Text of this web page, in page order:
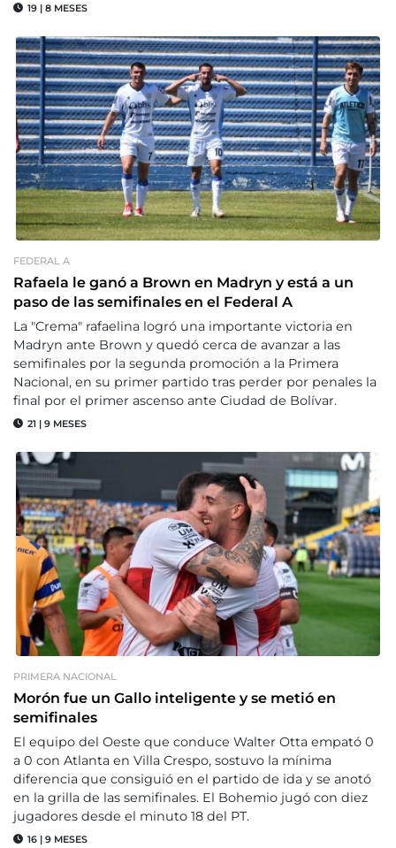
19 | 8 MESES
FEDERAL A
Rafaela le ganó a Brown en Madryn y está a un
paso de las semifinales en el Federal A
La "Crema" rafaelina logró una importante victoria en
Madryn ante Brown y quedó cerca de avanzar a las
semifinales por la segunda promoción a la Primera
Nacional, en su primer partido tras perder por penales la
final por el primer ascenso ante Ciudad de Bolívar.
21 | 9 MESES
PRIMERA NACIONAL
Morón fue un Gallo inteligente y se metió en
semifinales
El equipo del Oeste que conduce Walter Otta empató 0
a 0 con Atlanta en Villa Crespo, sostuvo la mínima
diferencia que consiguió en el partido de ida y se anotó
en la grilla de las semifinales. El Bohemio jugó con diez
jugadores desde el minuto 18 del PT.
16 | 9 MESES